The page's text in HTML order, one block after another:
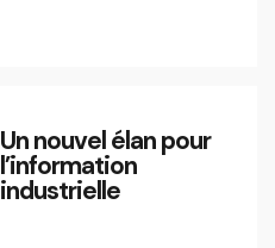
Un nouvel élan pour
l’information
industrielle